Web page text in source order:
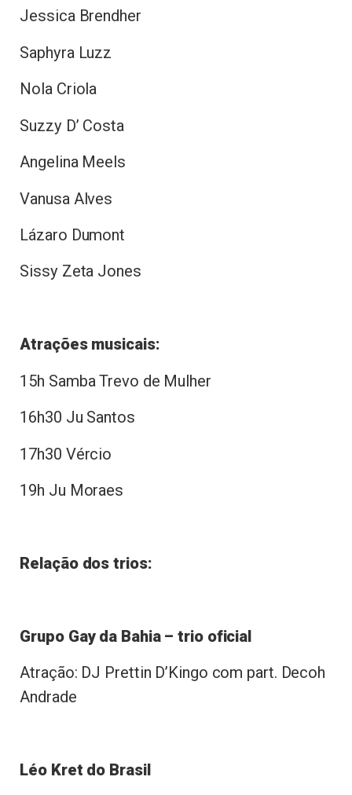
Jessica Brendher
Saphyra Luzz
Nola Criola
Suzzy D’ Costa
Angelina Meels
Vanusa Alves
Lázaro Dumont
Sissy Zeta Jones
Atrações musicais:
15h Samba Trevo de Mulher
16h30 Ju Santos
17h30 Vércio
19h Ju Moraes
Relação dos trios:
Grupo Gay da Bahia – trio oficial
Atração: DJ Prettin D’Kingo com part. Decoh
Andrade
Léo Kret do Brasil